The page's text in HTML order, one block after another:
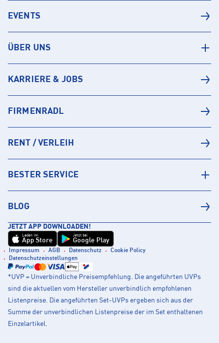
EVENTS
ÜBER UNS
KARRIERE & JOBS
FIRMENRADL
RENT / VERLEIH
BESTER SERVICE
BLOG
JETZT APP DOWNLOADEN!
Laden im
App Store
Jetzt bei
Google Play
Impressum AGB Datenschutz
Cookie Policy
Datenschutzeinstellungen
*UVP = Unverbindliche Preisempfehlung. Die angeführten UVPs
sind die aktuellen vom Hersteller unverbindlich empfohlenen
Listenpreise. Die angeführten Set-UVPs ergeben sich aus der
Summe der unverbindlichen Listenpreise der im Set enthaltenen
Einzelartikel.